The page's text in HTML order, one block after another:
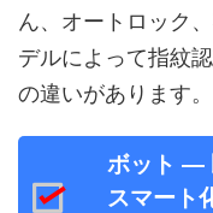
ん、オートロック
デルによって指紋
の違いがあります。
ボット —
スマート